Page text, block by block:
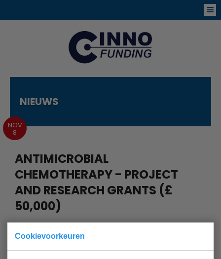
Cookievoorkeuren
NIEUWS
NOV
8
ANTIMICROBIAL
CHEMOTHERAPY - PROJECT
AND RESEARCH GRANTS (£
50,000)
The British Society for Antimicrobial Chemotherapy
(BSAC) invites applications for project and research